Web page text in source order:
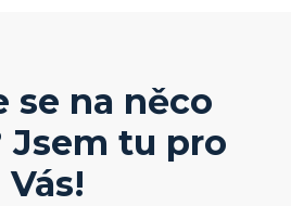
se na něco
Jsem tu pro
Vás!